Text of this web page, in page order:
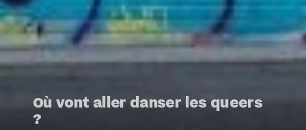
Où vont aller danser les queers
?